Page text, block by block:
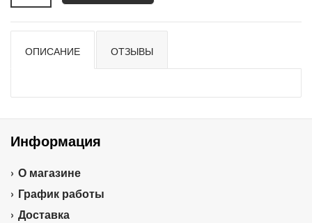
ОПИСАНИЕ ОТЗЫВЫ
Информация
О магазине
График работы
Доставка